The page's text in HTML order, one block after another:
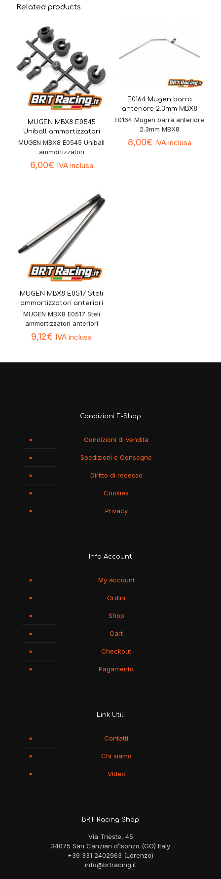
Related products
MUGEN MBX8 E0545
Uniball ammortizzatori
MUGEN MBX8 E0545 Uniball
ammortizzatori
6,00€ IVA inclusa
E0164 Mugen barra
anteriore 2.3mm MBX8
E0164 Mugen barra anteriore
2.3mm MBX8
8,00€ IVA inclusa
MUGEN MBX8 E0517 Steli
ammortizzatori anteriori
MUGEN MBX8 E0517 Steli
ammortizzatori anteriori
9,12€ IVA inclusa
Condizioni E-Shop
Condizioni di vendita
Spedizioni e Consegne
Diritto di recesso
Cookies
Privacy
Info Account
My account
Ordini
Shop
Cart
Checkout
Pagamento
Link Utili
Contatti
Chi siamo
VIdeo
BRT Racing Shop
Via Trieste, 45
34075 San Canzian d’Isonzo (GO) Italy
+39 331 2402963 (Lorenzo)
info@brtracing.it